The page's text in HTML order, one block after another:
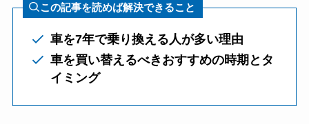
この記事を読めば解決できること
車を7年で乗り換える人が多い理由
車を買い替えるべきおすすめの時期とタ
イミング